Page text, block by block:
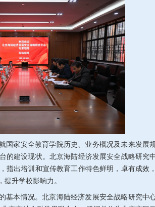
国家安全教育学院历史、业务概况及未来发展
的建设现状。北京海陆经济发展安全战略研究
指出培训和宣传教育工作特色鲜明，卓有成效
升学校影响力。
基本情况。北京海陆经济发展安全战略研究中